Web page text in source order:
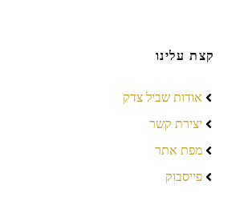
קצת עלינו
אודות שביל צדק
יצירת קשר
מפת אתר
פייסבוק